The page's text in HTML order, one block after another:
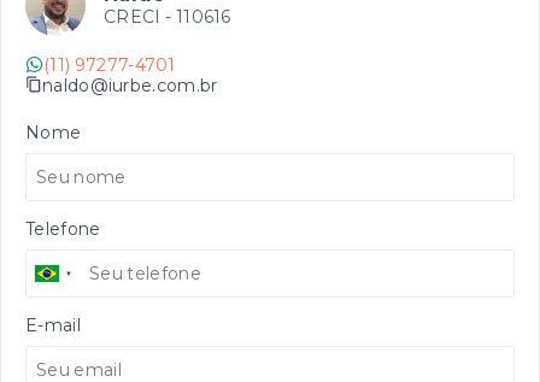
CRECI - 110616
(11) 97277-4701
naldo@iurbe.com.br
Nome
Telefone
E-mail